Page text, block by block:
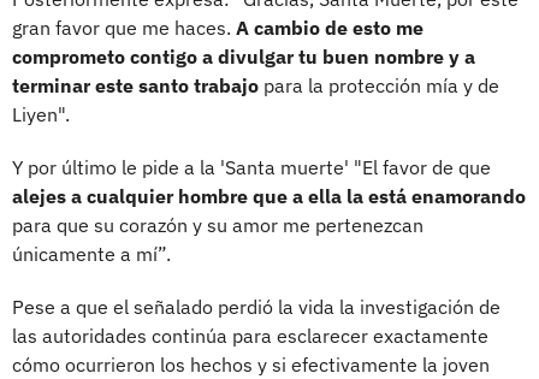
gran favor que me haces. A cambio de esto me
comprometo contigo a divulgar tu buen nombre y a
terminar este santo trabajo para la protección mía y de
Liyen".
Y por último le pide a la 'Santa muerte' "El favor de que
alejes a cualquier hombre que a ella la está enamorando
para que su corazón y su amor me pertenezcan
únicamente a mí”.
Pese a que el señalado perdió la vida la investigación de
las autoridades continúa para esclarecer exactamente
cómo ocurrieron los hechos y si efectivamente la joven